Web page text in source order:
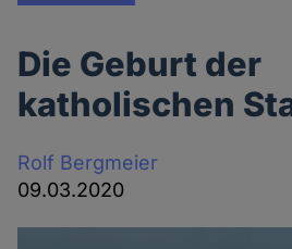
Die Geburt der
katholischen
Rolf Bergmeier
09.03.2020